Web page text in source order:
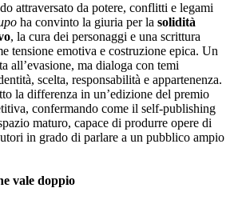
attraversato da potere, conflitti e legami
ha convinto la giuria per la solidità
, la cura dei personaggi e una scrittura
tensione emotiva e costruzione epica. Un
all’evasione, ma dialoga con temi
scelta, responsabilità e appartenenza.
la differenza in un’edizione del premio
confermando come il self-publishing
maturo, capace di produrre opere di
in grado di parlare a un pubblico ampio
vale doppio